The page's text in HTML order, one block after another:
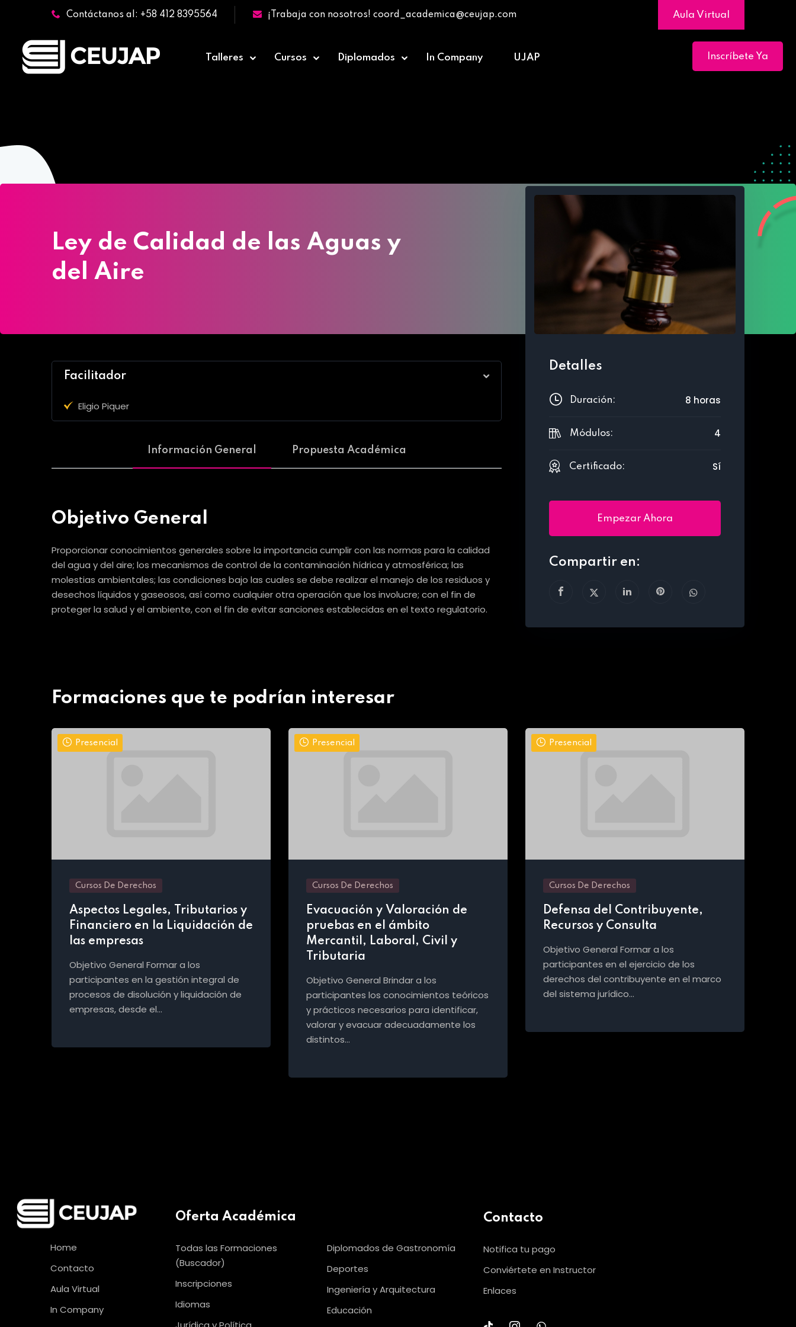
Contáctanos al: +58 412 8395564 ¡Trabaja con nosotros! coord_academica@ceujap.com Aula Virtual
Talleres Cursos Diplomados In Company UJAP Inscríbete Ya
Ley de Calidad de las Aguas y
del Aire
Facilitador
Eligio Piquer
Información General Propuesta Académica
Objetivo General
Proporcionar conocimientos generales sobre la importancia cumplir con las normas para la calidad
del agua y del aire; los mecanismos de control de la contaminación hídrica y atmosférica; las
molestias ambientales; las condiciones bajo las cuales se debe realizar el manejo de los residuos y
desechos líquidos y gaseosos, así como cualquier otra operación que los involucre; con el fin de
proteger la salud y el ambiente, con el fin de evitar sanciones establecidas en el texto regulatorio.
Detalles
Duración: 8 horas
Módulos: 4
Certificado: Sí
Empezar Ahora
Compartir en:
Formaciones que te podrían interesar
Presencial
Cursos De Derechos
Aspectos Legales, Tributarios y
Financiero en la Liquidación de
las empresas
Objetivo General Formar a los
participantes en la gestión integral de
procesos de disolución y liquidación de
empresas, desde el…
Presencial
Cursos De Derechos
Evacuación y Valoración de
pruebas en el ámbito
Mercantil, Laboral, Civil y
Tributaria
Objetivo General Brindar a los
participantes los conocimientos teóricos
y prácticos necesarios para identificar,
valorar y evacuar adecuadamente los
distintos…
Presencial
Cursos De Derechos
Defensa del Contribuyente,
Recursos y Consulta
Objetivo General Formar a los
participantes en el ejercicio de los
derechos del contribuyente en el marco
del sistema jurídico…
Home
Contacto
Aula Virtual
In Company
Oferta Académica
Todas las Formaciones
(Buscador)
Inscripciones
Idiomas
Diplomados de Gastronomía
Deportes
Ingeniería y Arquitectura
Educación
Contacto
Notifica tu pago
Conviértete en Instructor
Enlaces